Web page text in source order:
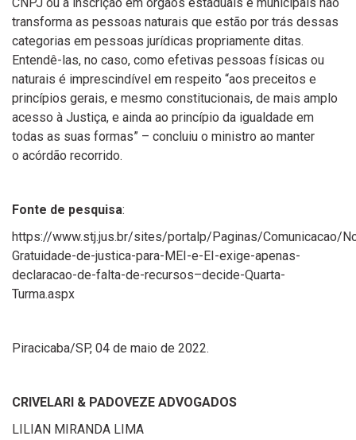
transforma as pessoas naturais que estão por trás dessas
categorias em pessoas jurídicas propriamente ditas.
Entendê-las, no caso, como efetivas pessoas físicas ou
naturais é imprescindível em respeito “aos preceitos e
princípios gerais, e mesmo constitucionais, de mais amplo
acesso à Justiça, e ainda ao princípio da igualdade em
todas as suas formas” – concluiu o ministro ao manter
o acórdão recorrido.
Fonte de pesquisa:
https://www.stj.jus.br/sites/portalp/Paginas/Comunicacao/
Gratuidade-de-justica-para-MEI-e-EI-exige-apenas-
declaracao-de-falta-de-recursos–decide-Quarta-
Turma.aspx
Piracicaba/SP, 04 de maio de 2022.
CRIVELARI & PADOVEZE ADVOGADOS
LILIAN MIRANDA LIMA